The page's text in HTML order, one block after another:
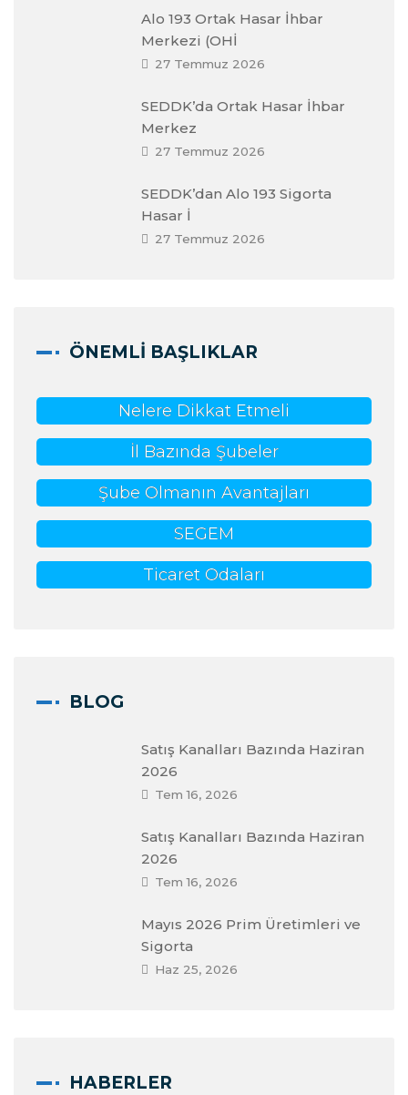
Alo 193 Ortak Hasar İhbar
Merkezi (OHİ
27 Temmuz 2026
SEDDK’da Ortak Hasar İhbar
Merkez
27 Temmuz 2026
SEDDK’dan Alo 193 Sigorta
Hasar İ
27 Temmuz 2026
ÖNEMLI BAŞLIKLAR
Nelere Dikkat Etmeli
İl Bazında Şubeler
Şube Olmanın Avantajları
SEGEM
Ticaret Odaları
BLOG
Satış Kanalları Bazında Haziran
2026
Tem 16, 2026
Satış Kanalları Bazında Haziran
2026
Tem 16, 2026
Mayıs 2026 Prim Üretimleri ve
Sigorta
Haz 25, 2026
HABERLER